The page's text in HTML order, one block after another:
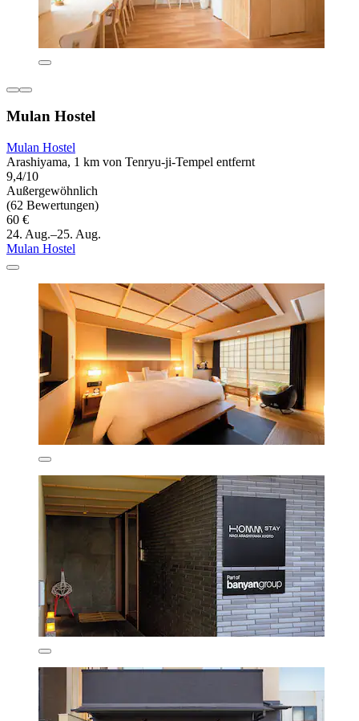
Mulan Hostel
Mulan Hostel
Arashiyama, 1 km von Tenryu-ji-Tempel entfernt
9,4/10
Außergewöhnlich
(62 Bewertungen)
60 €
24. Aug.–25. Aug.
Mulan Hostel